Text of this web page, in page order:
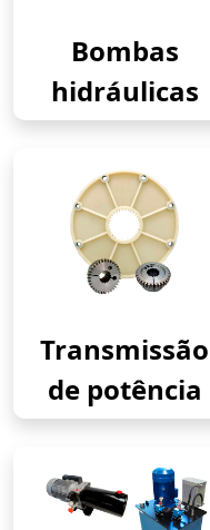
Bombas
hidráulicas
Transmissão
de potência